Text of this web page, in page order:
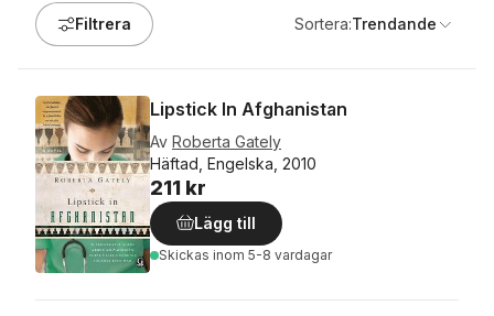
Filtrera Sortera:Trendande
Lipstick In Afghanistan
Av Roberta Gately
Häftad, Engelska, 2010
211 kr
Lägg till
Skickas inom 5-8 vardagar